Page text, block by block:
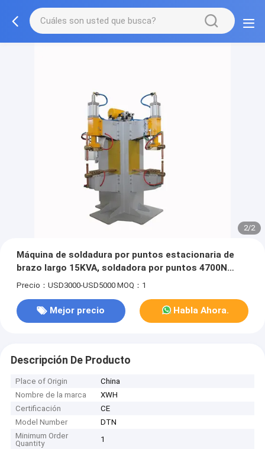
2/2
Máquina de soldadura por puntos estacionaria de
brazo largo 15KVA, soldadora por puntos 4700N
110V
Precio：USD3000-USD5000 MOQ：1
Mejor precio Habla Ahora.
Descripción De Producto
Place of Origin
China
Nombre de la marca
XWH
Certificación
CE
Model Number
DTN
Minimum Order
Quantity
1